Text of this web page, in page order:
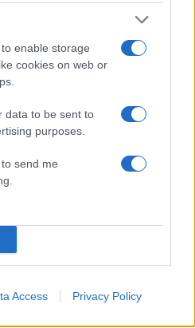
enable storage
cookies on web or
data to be sent to
purposes.
send me
Access Privacy Policy
το τροχαίο στο Μπαλί
για μέρες δίπλα στο